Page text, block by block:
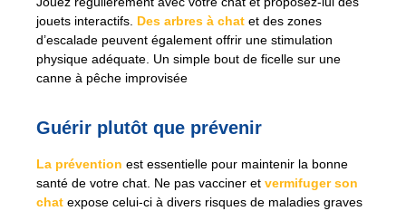
jouets interactifs. Des arbres à chat et des zones
d’escalade peuvent également offrir une stimulation
physique adéquate. Un simple bout de ficelle sur une
canne à pêche improvisée
Guérir plutôt que prévenir
La prévention est essentielle pour maintenir la bonne
santé de votre chat. Ne pas vacciner et vermifuger son
chat expose celui-ci à divers risques de maladies graves